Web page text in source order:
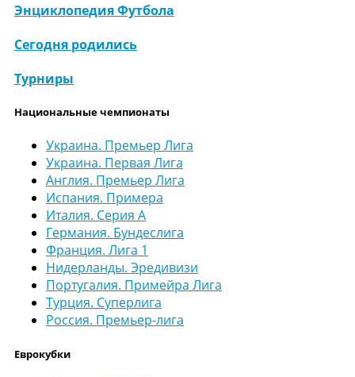
Энциклопедия Футбола
Сегодня родились
Турниры
Национальные чемпионаты
Украина. Премьер Лига
Украина. Первая Лига
Англия. Премьер Лига
Испания. Примера
Италия. Серия А
Германия. Бундеслига
Франция. Лига 1
Нидерланды. Эредивизи
Португалия. Примейра Лига
Турция. Суперлига
Россия. Премьер-лига
Еврокубки